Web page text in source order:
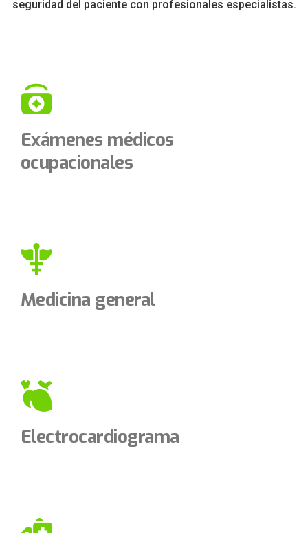
seguridad del paciente con profesionales especialistas.
Exámenes médicos
ocupacionales
Medicina general
Electrocardiograma